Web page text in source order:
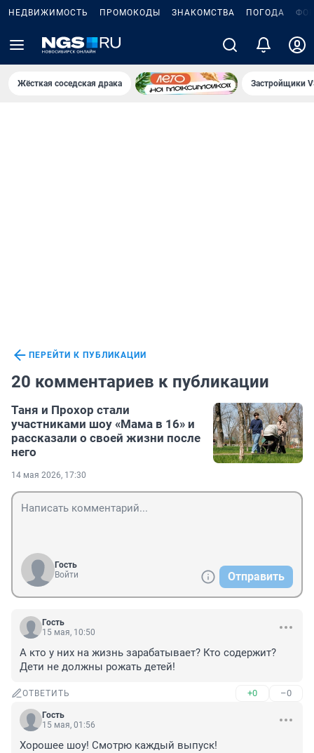
НЕДВИЖИМОСТЬ ПРОМОКОДЫ ЗНАКОМСТВА ПОГОДА
Жёсткая соседская драка Застройщики
ПЕРЕЙТИ К ПУБЛИКАЦИИ
20 комментариев к публикации
Таня и Прохор стали
участниками шоу «Мама в 16» и
рассказали о своей жизни после
него
14 мая 2026, 17:30
Гость
Войти
Отправить
Гость
15 мая, 10:50
А кто у них на жизнь зарабатывает? Кто содержит?
Дети не должны рожать детей!
ОТВЕТИТЬ +0 –0
Гость
15 мая, 01:56
Хорошее шоу! Смотрю каждый выпуск!